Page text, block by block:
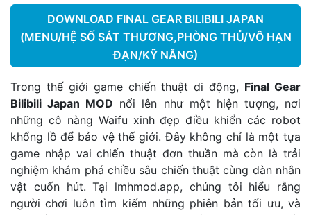
DOWNLOAD FINAL GEAR BILIBILI JAPAN
(MENU/HỆ SỐ SÁT THƯƠNG,PHÒNG THỦ/VÔ HẠN
ĐẠN/KỸ NĂNG)
Trong thế giới game chiến thuật di động, Final Gear
Bilibili Japan MOD nổi lên như một hiện tượng, nơi
những cô nàng Waifu xinh đẹp điều khiển các robot
khổng lồ để bảo vệ thế giới. Đây không chỉ là một tựa
game nhập vai chiến thuật đơn thuần mà còn là trải
nghiệm khám phá chiều sâu chiến thuật cùng dàn nhân
vật cuốn hút. Tại lmhmod.app, chúng tôi hiểu rằng
người chơi luôn tìm kiếm những phiên bản tối ưu, và